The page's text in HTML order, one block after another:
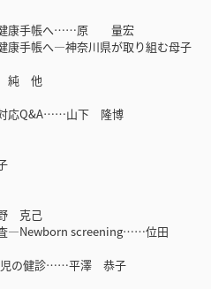
健康手帳へ……原 量宏
手帳へ―神奈川県が取り組む母子
純 他
応Q&A……山下 隆博
克己
―Newborn screening……位田
児の健診……平澤 恭子